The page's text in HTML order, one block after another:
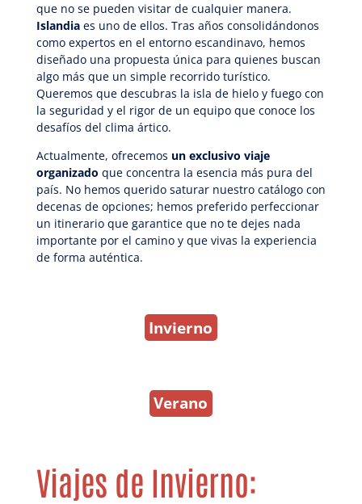
que no se pueden visitar de cualquier manera.
Islandiaes uno de ellos. Tras años consolidándonos
como expertos en el entorno escandinavo, hemos
diseñado una propuesta única para quienes buscan
algo más que un simple recorrido turístico.
Queremos que descubras la isla de hielo y fuego con
la seguridad y el rigor de un equipo que conoce los
desafíos del clima ártico.
Actualmente, ofrecemos un exclusivo viaje
organizado que concentra la esencia más pura del
país. No hemos querido saturar nuestro catálogo con
decenas de opciones; hemos preferido perfeccionar
un itinerario que garantice que no te dejes nada
importante por el camino y que vivas la experiencia
de forma auténtica.
Invierno
Verano
Viajes de Invierno: